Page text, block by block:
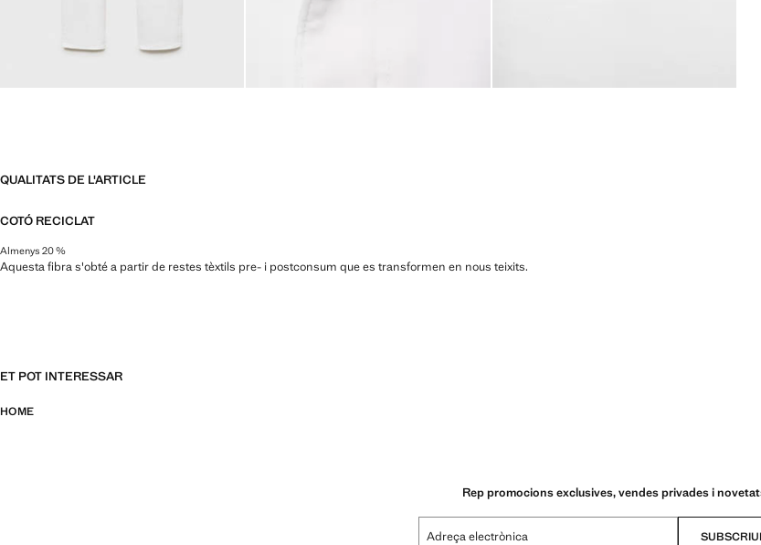
QUALITATS DE L'ARTICLE
COTÓ RECICLAT
Almenys 20 %
Aquesta fibra s'obté a partir de restes tèxtils pre- i postconsum que es transformen en nous teixits.
ET POT INTERESSAR
HOME
Rep promocions exclusives, vendes privades i
Adreça electrònica